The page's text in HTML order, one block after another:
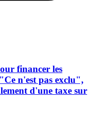
financer les
n'est pas exclu",
d'une taxe sur